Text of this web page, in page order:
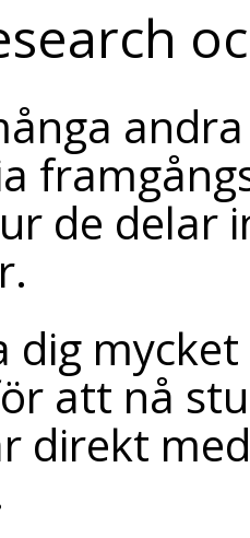
de delar
dig
att nå
direkt